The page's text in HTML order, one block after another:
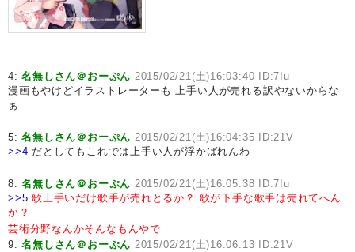
4:名無しさん＠おーぷん 2015/02/21(土)16:03:40 ID:7Iu
漫画もやけどイラストレーターも 上手い人が売れる訳やないからな
ぁ
5:名無しさん＠おーぷん 2015/02/21(土)16:04:35 ID:21V
>>4 だとしてもこれでは上手い人が浮かばれんわ
8:名無しさん＠おーぷん 2015/02/21(土)16:05:38 ID:7Iu
>>5 歌上手いだけ歌手が売れとるか？ 歌が下手な歌手は売れてへん
か？
芸術分野なんかそんなもんやで
9:名無しさん＠おーぷん 2015/02/21(土)16:06:13 ID:21V